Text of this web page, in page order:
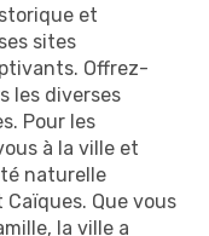
et
sites
Offrez-
les diverses
Pour les
à la ville et
naturelle
Que vous
la ville a